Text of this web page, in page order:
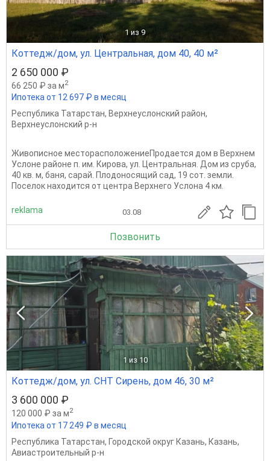
1 из 9
Коттедж/дом, ул. Центральная, дом 40, 40 м²
2 650 000 ₽
66 250 ₽ за м2
Ипотека от 12 697 ₽ в месяц
Республика Татарстан, Верхнеуслонский район,
Верхнеуслонский р-н
Живописное месторасположениеПродается дом в Верхнем
Услоне районе п. им. Кирова, ул. Центральная. Дом из сруба,
40 кв. м, баня, сарай. Плодоносящий сад, 19 сот. земли.
Поселок находится от центра Верхнего Услона 4 км.
reklama 03.08
Позвонить
1 из 10
Коттедж/дом, ул. СНТ Сирень, дом 46, 30 м²
3 600 000 ₽
120 000 ₽ за м2
Ипотека от 17 249 ₽ в месяц
Республика Татарстан, Городской округ Казань, Казань,
Авиастроительный р-н